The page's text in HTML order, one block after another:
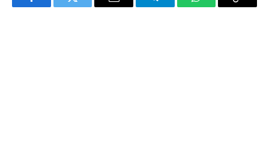
FacebookTwitter Email TelegramWhatsAppCopy